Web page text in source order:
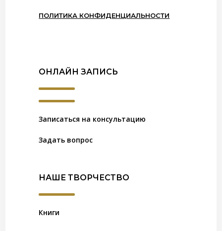
ПОЛИТИКА КОНФИДЕНЦИАЛЬНОСТИ
ОНЛАЙН ЗАПИСЬ
Записаться на консультацию
Задать вопрос
НАШЕ ТВОРЧЕСТВО
Книги